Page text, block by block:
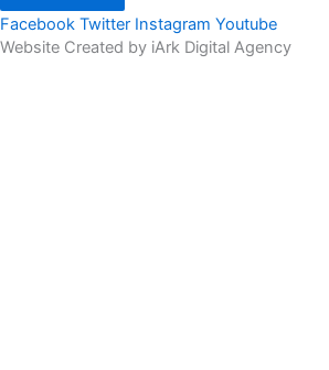
Facebook Twitter Instagram Youtube
Website Created by iArk Digital Agency